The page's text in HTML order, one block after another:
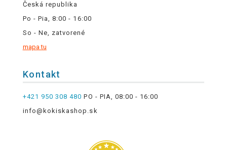
Česká republika
Po - Pia, 8:00 - 16:00
So - Ne, zatvorené
mapa tu
Kontakt
+421 950 308 480 PO - PIA, 08:00 - 16:00
info@kokiskashop.sk